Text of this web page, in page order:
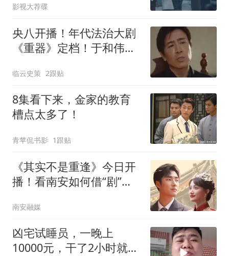
731
影视大荐碟
央八开播！年代法治大剧
《重器》定档！于和伟吴
临云史策 2跟贴
8集看下来，金家的教育
槽点太多了！
青苹侃书影 1跟贴
《其实不是重逢》今日开
播！看南安如何借“剧”出
南安融媒
凶宅试睡员，一晚上
10000元，干了2小时就跑